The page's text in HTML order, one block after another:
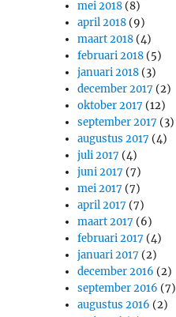
mei 2018 (8)
april 2018 (9)
maart 2018 (4)
februari 2018 (5)
januari 2018 (3)
december 2017 (2)
oktober 2017 (12)
september 2017 (3)
augustus 2017 (4)
juli 2017 (4)
juni 2017 (7)
mei 2017 (7)
april 2017 (7)
maart 2017 (6)
februari 2017 (4)
januari 2017 (2)
december 2016 (2)
september 2016 (7)
augustus 2016 (2)